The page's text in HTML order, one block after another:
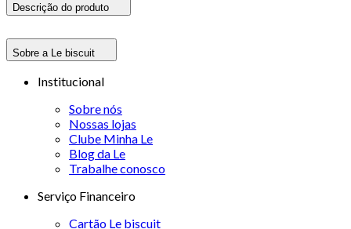
Descrição do produto
Sobre a Le biscuit
Institucional
Sobre nós
Nossas lojas
Clube Minha Le
Blog da Le
Trabalhe conosco
Serviço Financeiro
Cartão Le biscuit